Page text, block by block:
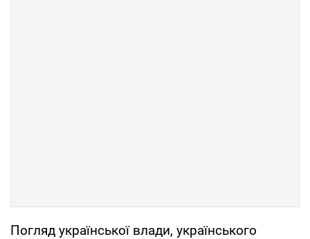
Погляд української влади, українського